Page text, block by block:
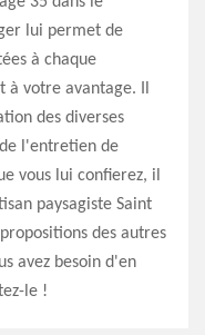
lui permet de
à chaque
votre avantage. Il
des diverses
l'entretien de
vous lui confierez, il
paysagiste Saint
des autres
avez besoin d'en
le !